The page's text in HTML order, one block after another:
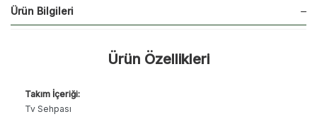
Ürün Bilgileri
Ürün Özellikleri
Takım İçeriği:
Tv Sehpası